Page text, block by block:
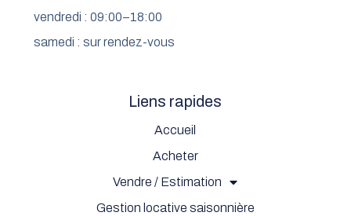
Liens rapides
Accueil
Acheter
Vendre / Estimation
Gestion locative saisonnière
vendredi : 09:00–18:00
samedi : sur rendez-vous